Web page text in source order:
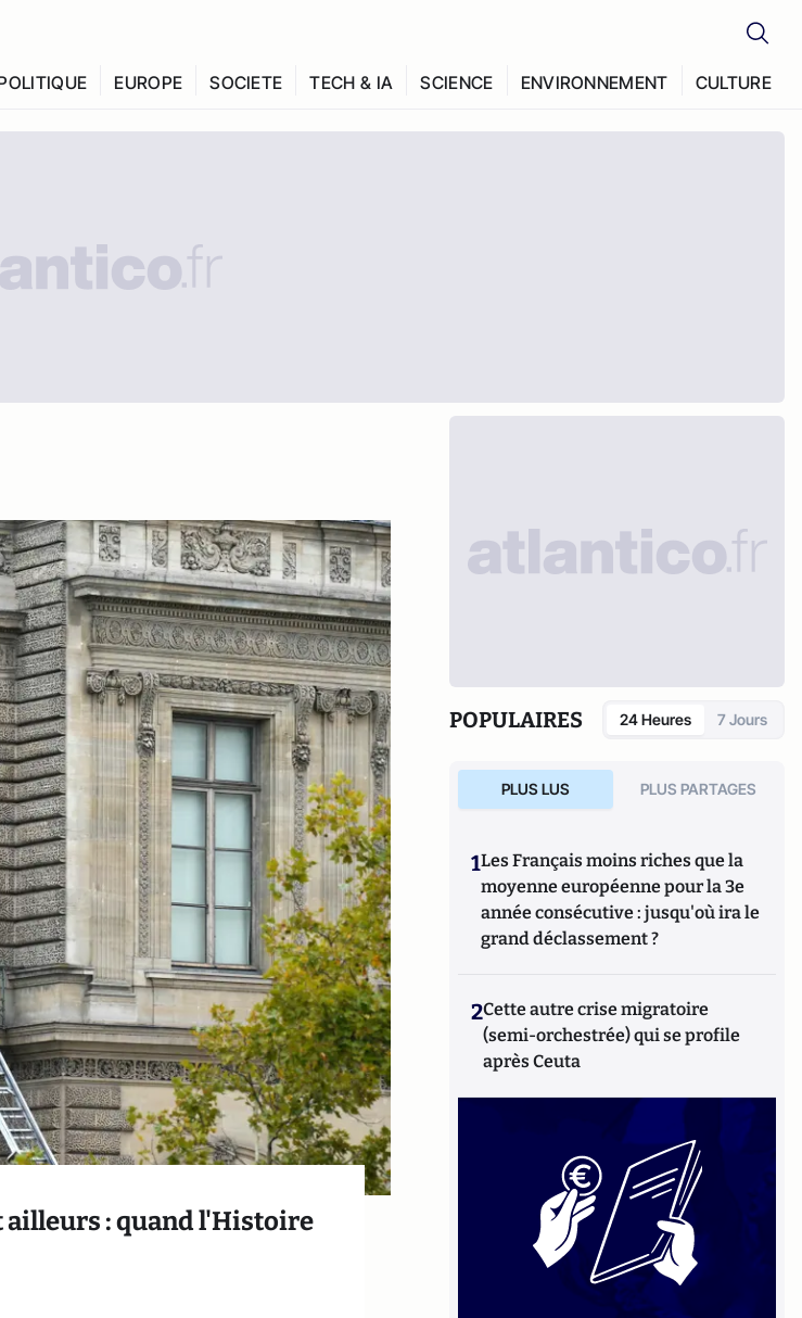
EUROPE SOCIETE TECH & IA SCIENCE ENVIRONNEMENT CULTURE
ailleurs : quand l'Histoire
POPULAIRES 24 Heures 7 Jours
PLUS LUS PLUS PARTAGES
1Les Français moins riches que la
moyenne européenne pour la 3e
année consécutive : jusqu'où ira le
grand déclassement ?
2Cette autre crise migratoire
(semi-orchestrée) qui se profile
après Ceuta